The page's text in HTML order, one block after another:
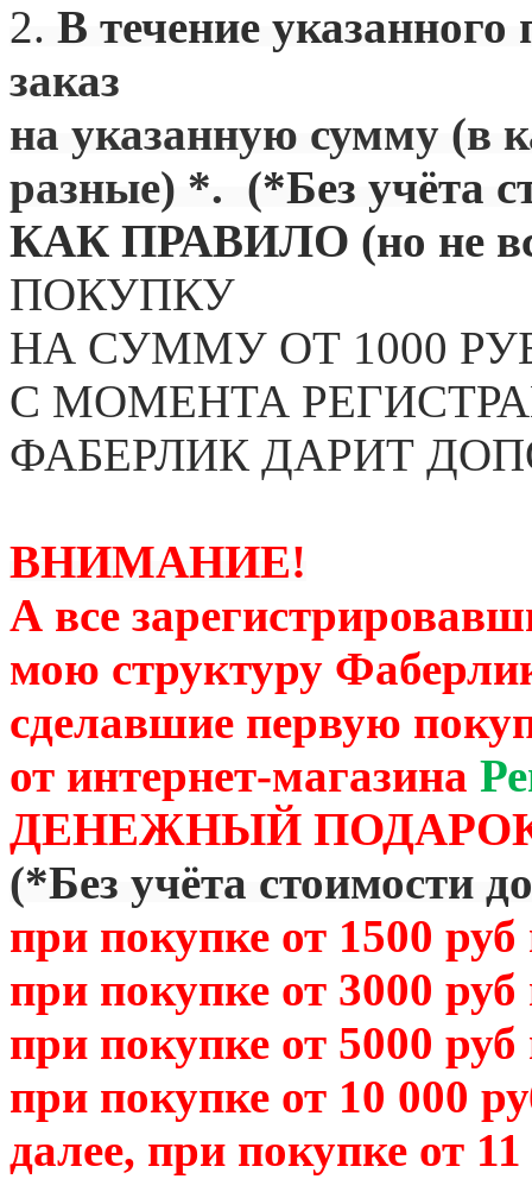
2. В течение указанного
заказ
на указанную сумму (в
разные) *. (*Без учёта
КАК ПРАВИЛО (но не
ПОКУПКУ
НА СУММУ ОТ 1000
С МОМЕНТА
ФАБЕРЛИК ДАРИТ
ВНИМАНИЕ!
А все
мою структуру
сделавшие первую
от интернет-магазина
ДЕНЕЖНЫЙ
(*Без учёта стоимости
при покупке от 1500
при покупке от 3000
при покупке от 5000
при покупке от 10 000
далее, при покупке от